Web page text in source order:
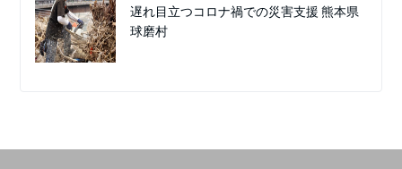
遅れ目立つコロナ禍での災害支援 熊本県
球磨村